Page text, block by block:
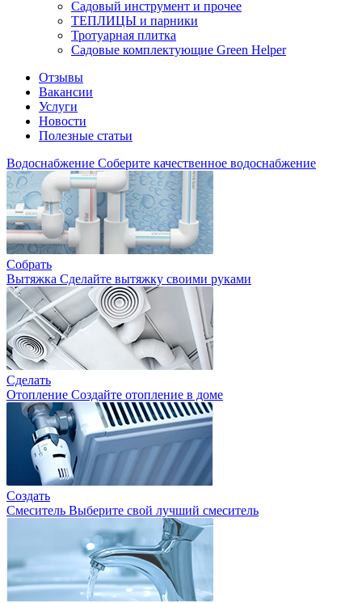
Садовый инструмент и прочее
ТЕПЛИЦЫ и парники
Тротуарная плитка
Садовые комплектующие Green Helper
Отзывы
Вакансии
Услуги
Новости
Полезные статьи
Водоснабжение Соберите качественное водоснабжение
Собрать
Вытяжка Сделайте вытяжку своими руками
Сделать
Отопление Создайте отопление в доме
Создать
Смеситель Выберите свой лучший смеситель